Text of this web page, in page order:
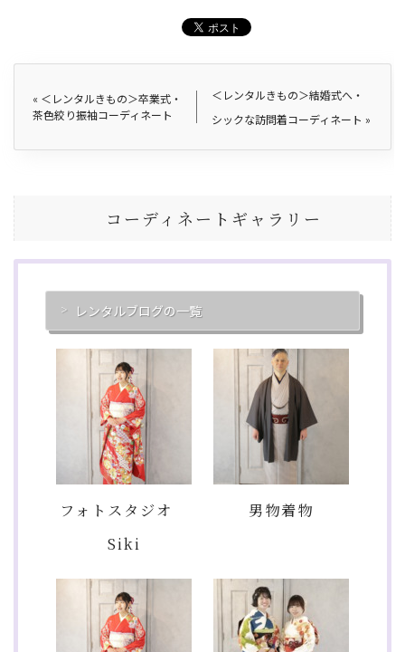
« ＜レンタルきもの＞卒業式・
茶色絞り振袖コーディネート
＜レンタルきもの＞結婚式へ・
シックな訪問着コーディネート»
コーディネートギャラリー
レンタルブログの一覧
フォトスタジオ
Siki
男物着物